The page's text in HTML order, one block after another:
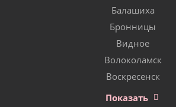
Балашиха
Бронницы
Видное
Волоколамск
Воскресенск
Показать